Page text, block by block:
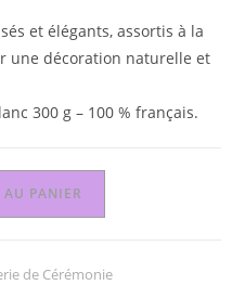
et élégants, assortis à la
une décoration naturelle et
300 g – 100 % français.
AU PANIER
de Cérémonie